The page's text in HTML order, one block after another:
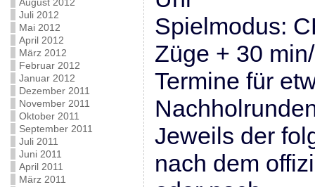
Juli 2012
Mai 2012
April 2012
März 2012
Februar 2012
Januar 2012
Dezember 2011
November 2011
Oktober 2011
September 2011
Juli 2011
Juni 2011
April 2011
März 2011
Spielmodus:
Züge + 30
Termine für
Jeweils der
nach dem